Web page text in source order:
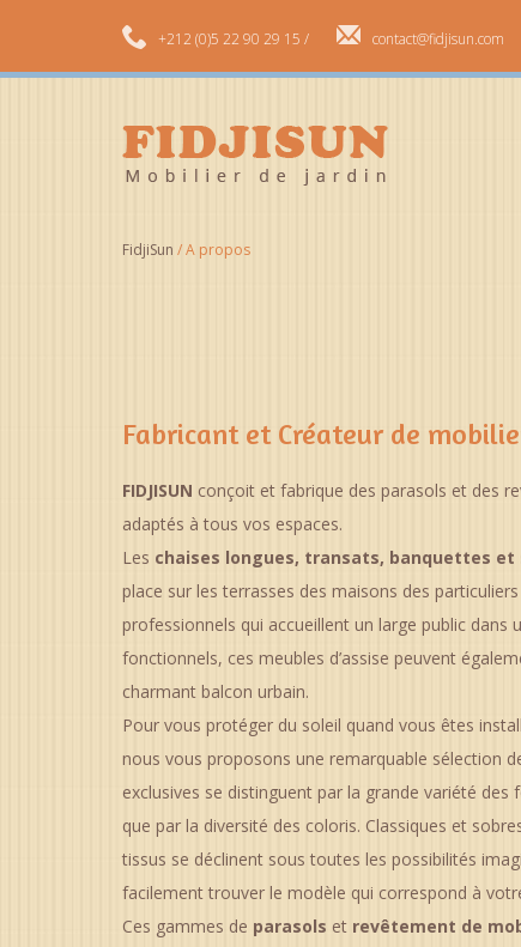
+212 (0)5 22 90 29 15 / contact@fidjisun.com
FidjiSun /A propos
Fabricant et Créateur de
FIDJISUN conçoit et fabrique des parasols et des
adaptés à tous vos espaces.
Les chaises longues, transats, banquettes et
place sur les terrasses des maisons des
professionnels qui accueillent un large public dans
fonctionnels, ces meubles d’assise peuvent
charmant balcon urbain.
Pour vous protéger du soleil quand vous êtes
nous vous proposons une remarquable sélection
exclusives se distinguent par la grande variété
que par la diversité des coloris. Classiques et
tissus se déclinent sous toutes les possibilités
facilement trouver le modèle qui correspond à
Ces gammes de parasols et revêtement de